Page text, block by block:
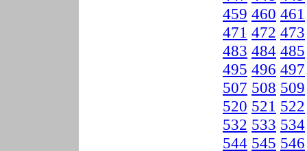
459 460 461
471 472 473
483 484 485
495 496 497
507 508 509
520 521 522
532 533 534
544 545 546